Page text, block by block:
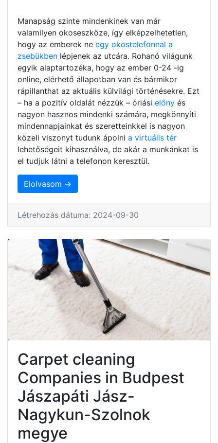
Manapság szinte mindenkinek van már
valamilyen okoseszköze, így elképzelhetetlen,
hogy az emberek ne egy okostelefonnal a
zsebükben lépjenek az utcára. Rohanó világunk
egyik alaptartozéka, hogy az ember 0-24 -ig
online, elérhető állapotban van és bármikor
rápillanthat az aktuális külvilági történésekre. Ezt
– ha a pozitív oldalát nézzük – óriási előny és
nagyon hasznos mindenki számára, megkönnyíti
mindennapjainkat és szeretteinkkel is nagyon
közeli viszonyt tudunk ápolni a virtuális tér
lehetőségeit kihasználva, de akár a munkánkat is
el tudjuk látni a telefonon keresztül.
Elolvasom →
Létrehozás dátuma: 2024-09-30
Carpet cleaning
Companies in Budpest
Jászapáti Jász-
Nagykun-Szolnok
megye